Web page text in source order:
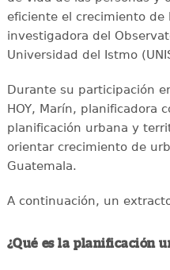
eficiente el crecimiento de
investigadora del
Universidad del Istmo
Durante su participación
HOY, Marín, planificadora
planificación urbana y
orientar crecimiento de
Guatemala.
A continuación, un
¿Qué es la planificación